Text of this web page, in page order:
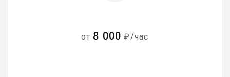
от 8 000 ₽/час